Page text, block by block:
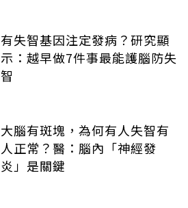
有失智基因注定發病？研究顯
示：越早做7件事最能護腦防失
智
大腦有斑塊，為何有人失智有
人正常？醫：腦內「神經發
炎」是關鍵